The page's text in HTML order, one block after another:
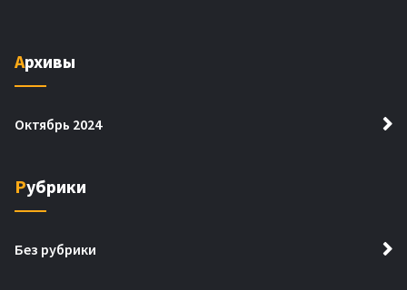
Архивы
Октябрь 2024
Рубрики
Без рубрики